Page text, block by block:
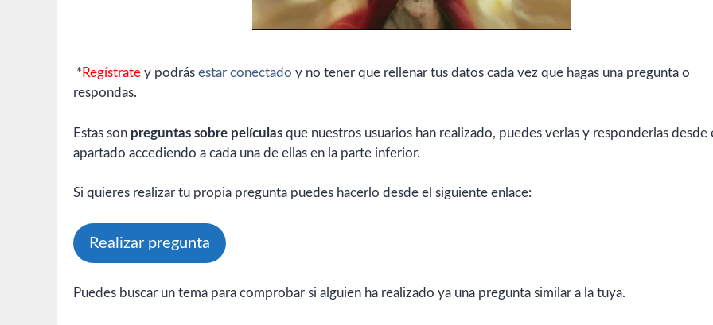
* Regístrate y podrás estar conectado y no tener que rellenar tus datos cada vez que hagas una pregunta o
respondas.
Estas son preguntas sobre películas que nuestros usuarios han realizado, puedes verlas y responderlas desde
apartado accediendo a cada una de ellas en la parte inferior.
Si quieres realizar tu propia pregunta puedes hacerlo desde el siguiente enlace:
Realizar pregunta
Puedes buscar un tema para comprobar si alguien ha realizado ya una pregunta similar a la tuya.